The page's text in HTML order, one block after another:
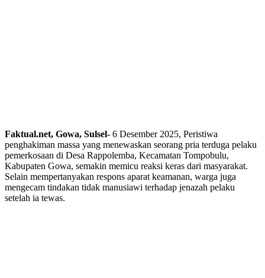
Faktual.net, Gowa, Sulsel- 6 Desember 2025, Peristiwa
penghakiman massa yang menewaskan seorang pria terduga pelaku
pemerkosaan di Desa Rappolemba, Kecamatan Tompobulu,
Kabupaten Gowa, semakin memicu reaksi keras dari masyarakat.
Selain mempertanyakan respons aparat keamanan, warga juga
mengecam tindakan tidak manusiawi terhadap jenazah pelaku
setelah ia tewas.